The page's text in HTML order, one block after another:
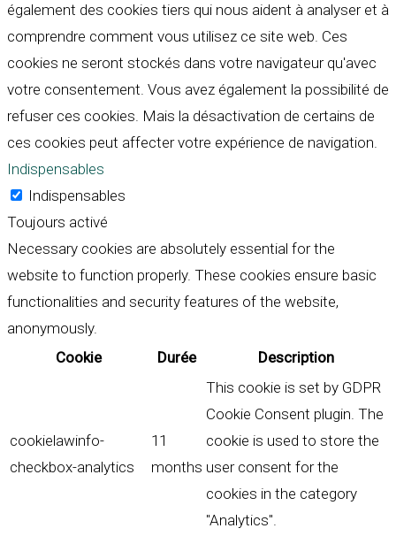
également des cookies tiers qui nous aident à analyser et à
comprendre comment vous utilisez ce site web. Ces
cookies ne seront stockés dans votre navigateur qu'avec
votre consentement. Vous avez également la possibilité de
refuser ces cookies. Mais la désactivation de certains de
ces cookies peut affecter votre expérience de navigation.
Indispensables
Indispensables
Toujours activé
Necessary cookies are absolutely essential for the
website to function properly. These cookies ensure basic
functionalities and security features of the website,
anonymously.
Cookie
Durée Description
cookielawinfo-
checkbox-analytics
11
months
This cookie is set by GDPR
Cookie Consent plugin. The
cookie is used to store the
user consent for the
cookies in the category
"Analytics".